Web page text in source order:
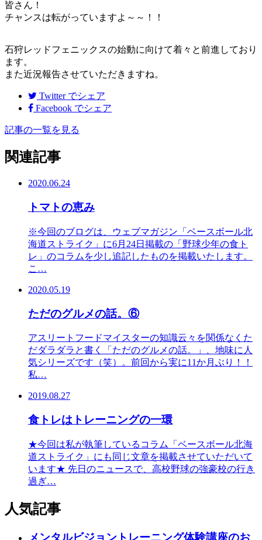
皆さん！
チャンスは転がっていますよ～～！！
石狩レッドフェニックスの始動に向けて着々と前進しており
ます。
また近況報告させていただきますね。
Twitterでシェア
Facebook でシェア
記事の一覧を見る
関連記事
2020.06.24
トマトの恵み
※今回のブログは、ウェブマガジン「ベースボール北
海道ストライク」に6月24日掲載の「野球少年の食ト
レ」のコラムを少し追記したものを掲載いたします。
こ…
2020.05.19
ただのグルメの話。⑥
アスリートフードマイスターの知識云々を関係なくた
だダラダラと書く「ただのグルメの話。」、地味に人
気シリーズです（笑）。前回から実に11か月ぶり！！
私…
2019.08.27
食トレはトレーニングの一環
★今回は私が執筆しているコラム「ベースボール北海
道ストライク」にも同じ文章を掲載させていただいて
います★ 先日のニュースで、高校野球の強豪校の行き
過ぎ…
人気記事
メンタルビジョントレーニング体験講座のお